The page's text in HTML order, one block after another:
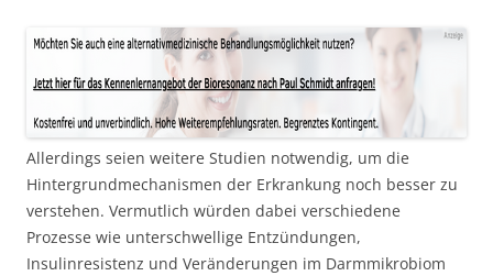
Allerdings seien weitere Studien notwendig, um die
Hintergrundmechanismen der Erkrankung noch besser zu
verstehen. Vermutlich würden dabei verschiedene
Prozesse wie unterschwellige Entzündungen,
Insulinresistenz und Veränderungen im Darmmikrobiom